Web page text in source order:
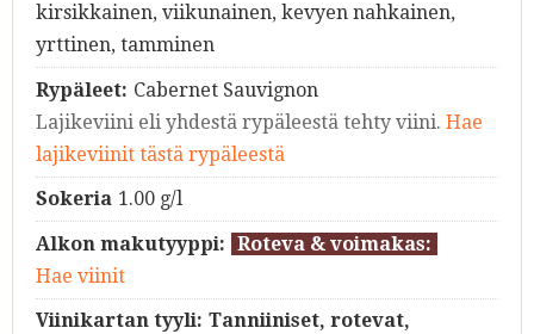
kirsikkainen, viikunainen, kevyen nahkainen,
yrttinen, tamminen
Rypäleet: Cabernet Sauvignon
Lajikeviini eli yhdestä rypäleestä tehty viini. Hae
lajikeviinit tästä rypäleestä
Sokeria 1.00 g/l
Alkon makutyyppi: Roteva & voimakas:
Hae viinit
Viinikartan tyyli: Tanniiniset, rotevat,